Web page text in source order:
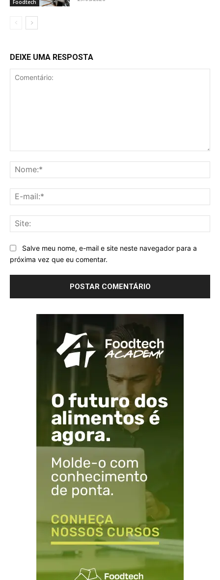
Foodtech
DEIXE UMA RESPOSTA
Salve meu nome, e-mail e site neste navegador para a
próxima vez que eu comentar.